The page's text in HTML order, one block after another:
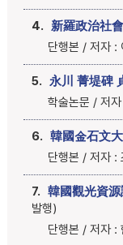
4. 新羅政治社
단행본 / 저자 :
5. 永川 菁堤碑
학술논문 / 저
6. 韓國金石文
단행본 / 저자 :
7. 韓國觀光資源
발행)
단행본 / 저자 :